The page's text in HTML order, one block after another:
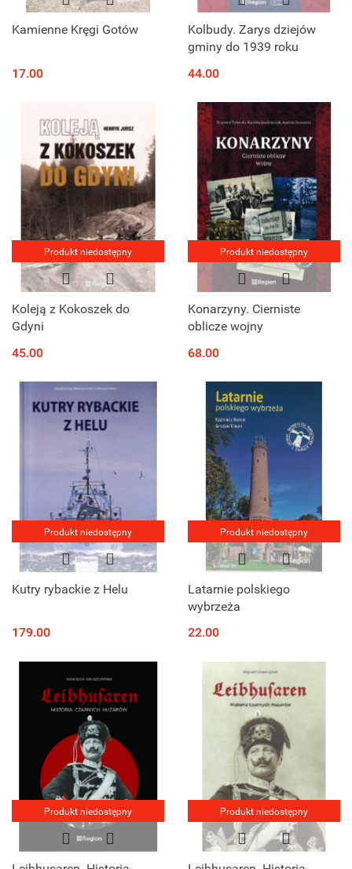
Kamienne Kręgi Gotów
17.00
Kolbudy. Zarys dziejów
gminy do 1939 roku
44.00
Produkt niedostępny
Koleją z Kokoszek do
Gdyni
45.00
Produkt niedostępny
Konarzyny. Cierniste
oblicze wojny
68.00
Produkt niedostępny
Kutry rybackie z Helu
179.00
Produkt niedostępny
Latarnie polskiego
wybrzeża
22.00
Produkt niedostępny Produkt niedostępny